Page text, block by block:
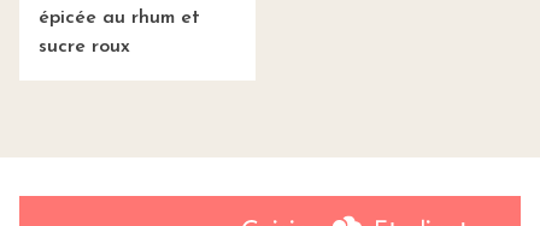
épicée au rhum et
sucre roux